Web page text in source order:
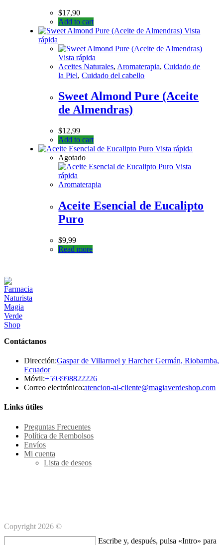
$17,90
Add to cart
Vista
rápida
Vista rápida
Aceites Naturales, Aromaterapia,Cuidado de
la Piel,Cuidado del cabello
Sweet Almond Pure (Aceite
de Almendras)
$12,99
Add to cart
Vista rápida
Agotado
Vista
rápida
Aromaterapia
Aceite Esencial de Eucalipto
Puro
$9,99
Read more
Contáctanos
Dirección:Gaspar de Villarroel y Harcher Germán, Riobamba,
Ecuador
Móvil:+593998822226Se
abre
Correo electrónico:atencion-al-cliente@magiaverdeshop.comSe
Links útiles
Preguntas Frecuentes
Política de Rembolsos
Envíos
Mi cuenta
Lista de deseos
Copyright 2026 ©
Escribe y, después, pulsa «Intro» para